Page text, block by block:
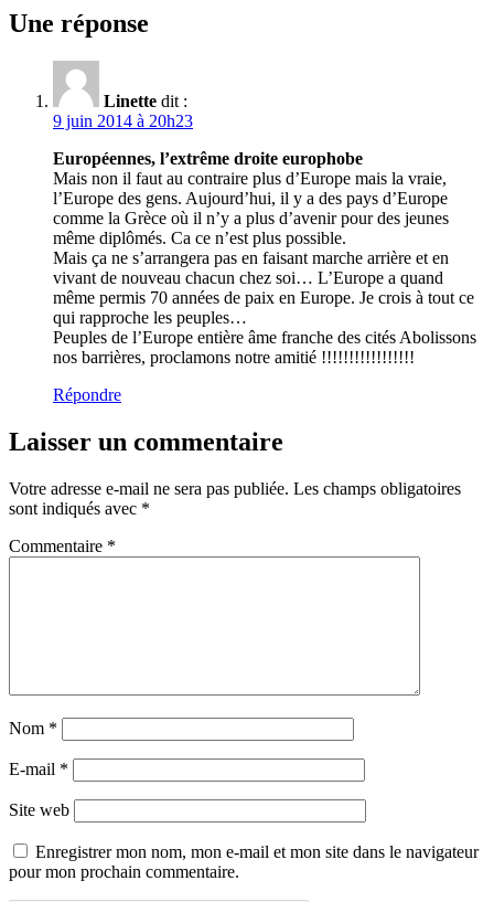
Une réponse
Linette dit :
9 juin 2014 à 20h23
Européennes, l’extrême droite europhobe
Mais non il faut au contraire plus d’Europe mais la vraie,
l’Europe des gens. Aujourd’hui, il y a des pays d’Europe
comme la Grèce où il n’y a plus d’avenir pour des jeunes
même diplômés. Ca ce n’est plus possible.
Mais ça ne s’arrangera pas en faisant marche arrière et en
vivant de nouveau chacun chez soi… L’Europe a quand
même permis 70 années de paix en Europe. Je crois à tout ce
qui rapproche les peuples…
Peuples de l’Europe entière âme franche des cités Abolissons
nos barrières, proclamons notre amitié !!!!!!!!!!!!!!!!!
Répondre
Laisser un commentaire
Votre adresse e-mail ne sera pas publiée. Les champs obligatoires
sont indiqués avec *
Commentaire *
Nom *
E-mail *
Site web
Enregistrer mon nom, mon e-mail et mon site dans le navigateur
pour mon prochain commentaire.